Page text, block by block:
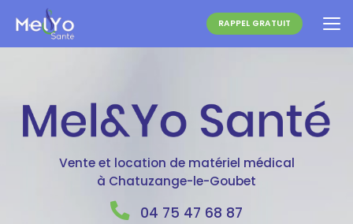
contenu
principal
RAPPEL GRATUIT
Vente et location de matériel médical
à Chatuzange-le-Goubet
04 75 47 68 87